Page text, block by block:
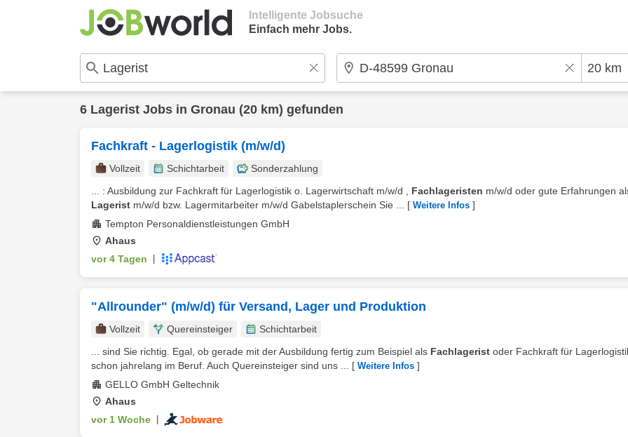
Intelligente Jobsuche
Einfach mehr Jobs.
6 Lagerist Jobs in Gronau (20 km) gefunden
Fachkraft - Lagerlogistik (m/w/d)
Vollzeit Schichtarbeit
Sonderzahlung
... : Ausbildung zur Fachkraft für Lagerlogistik o. Lagerwirtschaft m/w/d , Fachlageristen m/w/d oder gute Erfahrungen
Lagerist m/w/d bzw. Lagermitarbeiter m/w/d Gabelstaplerschein Sie ... [ Weitere Infos ]
Tempton Personaldienstleistungen GmbH
Ahaus
vor 4 Tagen
"Allrounder" (m/w/d) für Versand, Lager und Produktion
Vollzeit Quereinsteiger
Schichtarbeit
... sind Sie richtig. Egal, ob gerade mit der Ausbildung fertig zum Beispiel als Fachlagerist oder Fachkraft für
schon jahrelang im Beruf. Auch Quereinsteiger sind uns ...
[ Weitere Infos ]
GELLO GmbH Geltechnik
Ahaus
vor 1 Woche